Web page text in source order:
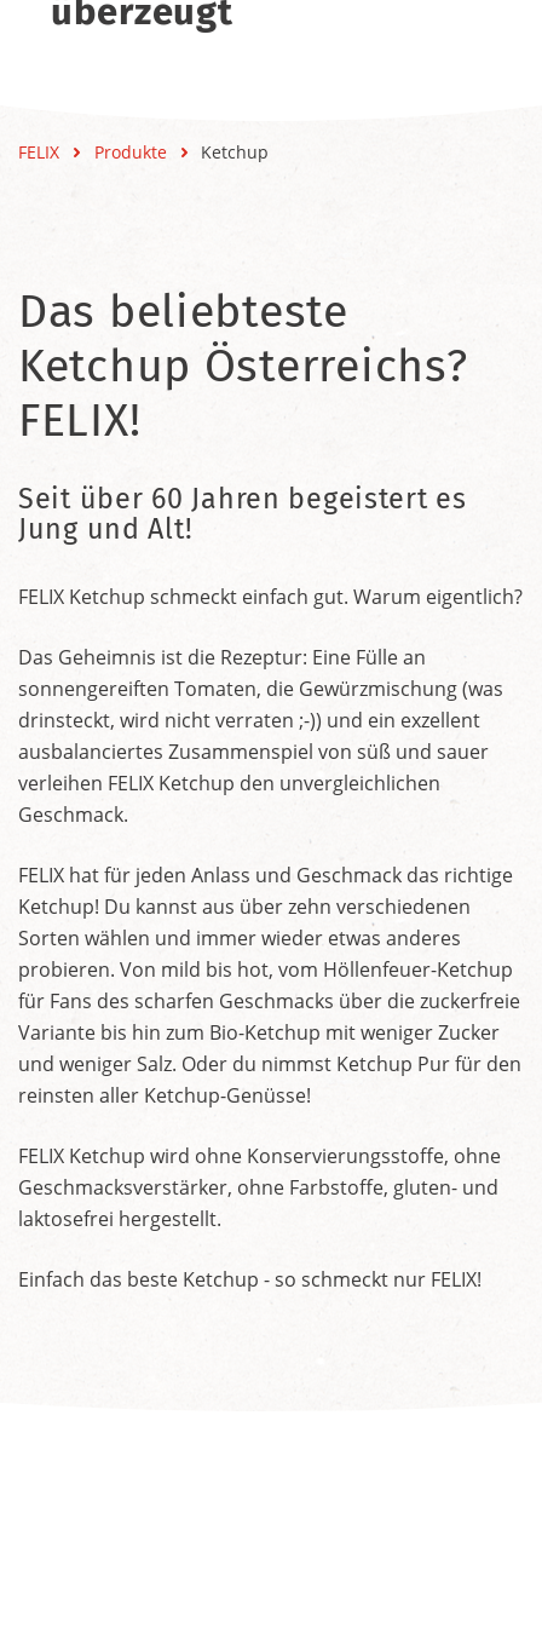
überzeugt
FELIX Produkte Ketchup
Das beliebteste
Ketchup Österreichs?
FELIX!
Seit über 60 Jahren begeistert es
Jung und Alt!
FELIX Ketchup schmeckt einfach gut. Warum eigentlich?
Das Geheimnis ist die Rezeptur: Eine Fülle an
sonnengereiften Tomaten, die Gewürzmischung (was
drinsteckt, wird nicht verraten ;-)) und ein exzellent
ausbalanciertes Zusammenspiel von süß und sauer
verleihen FELIX Ketchup den unvergleichlichen
Geschmack.
FELIX hat für jeden Anlass und Geschmack das richtige
Ketchup! Du kannst aus über zehn verschiedenen
Sorten wählen und immer wieder etwas anderes
probieren. Von mild bis hot, vom Höllenfeuer-Ketchup
für Fans des scharfen Geschmacks über die zuckerfreie
Variante bis hin zum Bio-Ketchup mit weniger Zucker
und weniger Salz. Oder du nimmst Ketchup Pur für den
reinsten aller Ketchup-Genüsse!
FELIX Ketchup wird ohne Konservierungsstoffe, ohne
Geschmacksverstärker, ohne Farbstoffe, gluten- und
laktosefrei hergestellt.
Einfach das beste Ketchup - so schmeckt nur FELIX!